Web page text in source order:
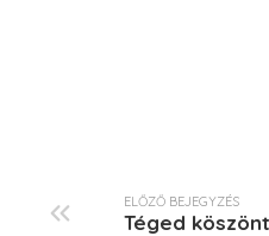
ELŐZŐ BEJEGYZÉS
Téged